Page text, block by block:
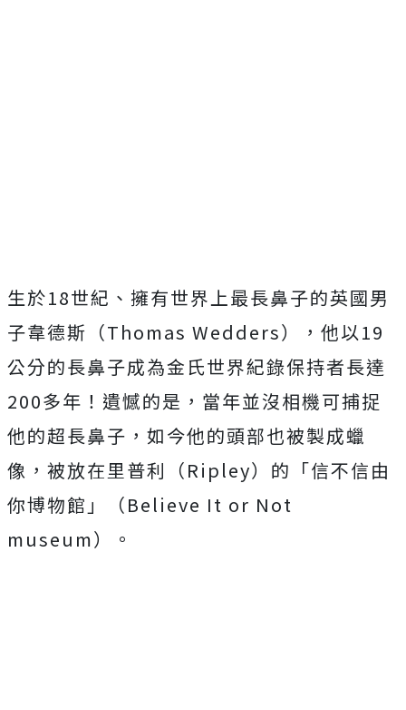
生於18世紀、擁有世界上最長鼻子的英國男
子韋德斯（Thomas Wedders）
，他以19
公分的長鼻子成為金氏世界紀錄保持者長達
200多年！遺憾的是，當年並沒相機可捕捉
他的超長鼻子，如今他的頭部也被製成蠟
像，被放在里普利（Ripley）的「信不信由
你博物館」（Believe It or Not
museum）。